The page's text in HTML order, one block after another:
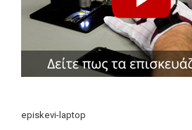
episkevi-laptop